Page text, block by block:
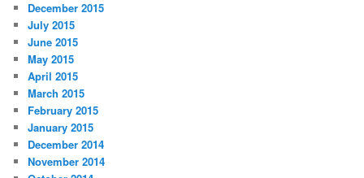
December 2015
July 2015
June 2015
May 2015
April 2015
March 2015
February 2015
January 2015
December 2014
November 2014